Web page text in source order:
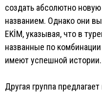
создать абсолютно
названием. Однако они
EKİM, указывая, что в
названные по
имеют успешной истории.
Другая группа